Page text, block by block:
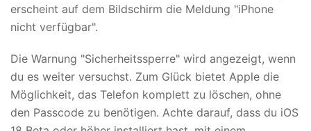
erscheint auf dem Bildschirm die Meldung "iPhone
nicht verfügbar".
Die Warnung "Sicherheitssperre" wird angezeigt, wenn
du es weiter versuchst. Zum Glück bietet Apple die
Möglichkeit, das Telefon komplett zu löschen, ohne
den Passcode zu benötigen. Achte darauf, dass du iOS